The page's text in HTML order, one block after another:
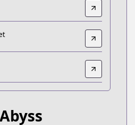
dp/B0F4RN5L3P
planet.com/manga/made-in-